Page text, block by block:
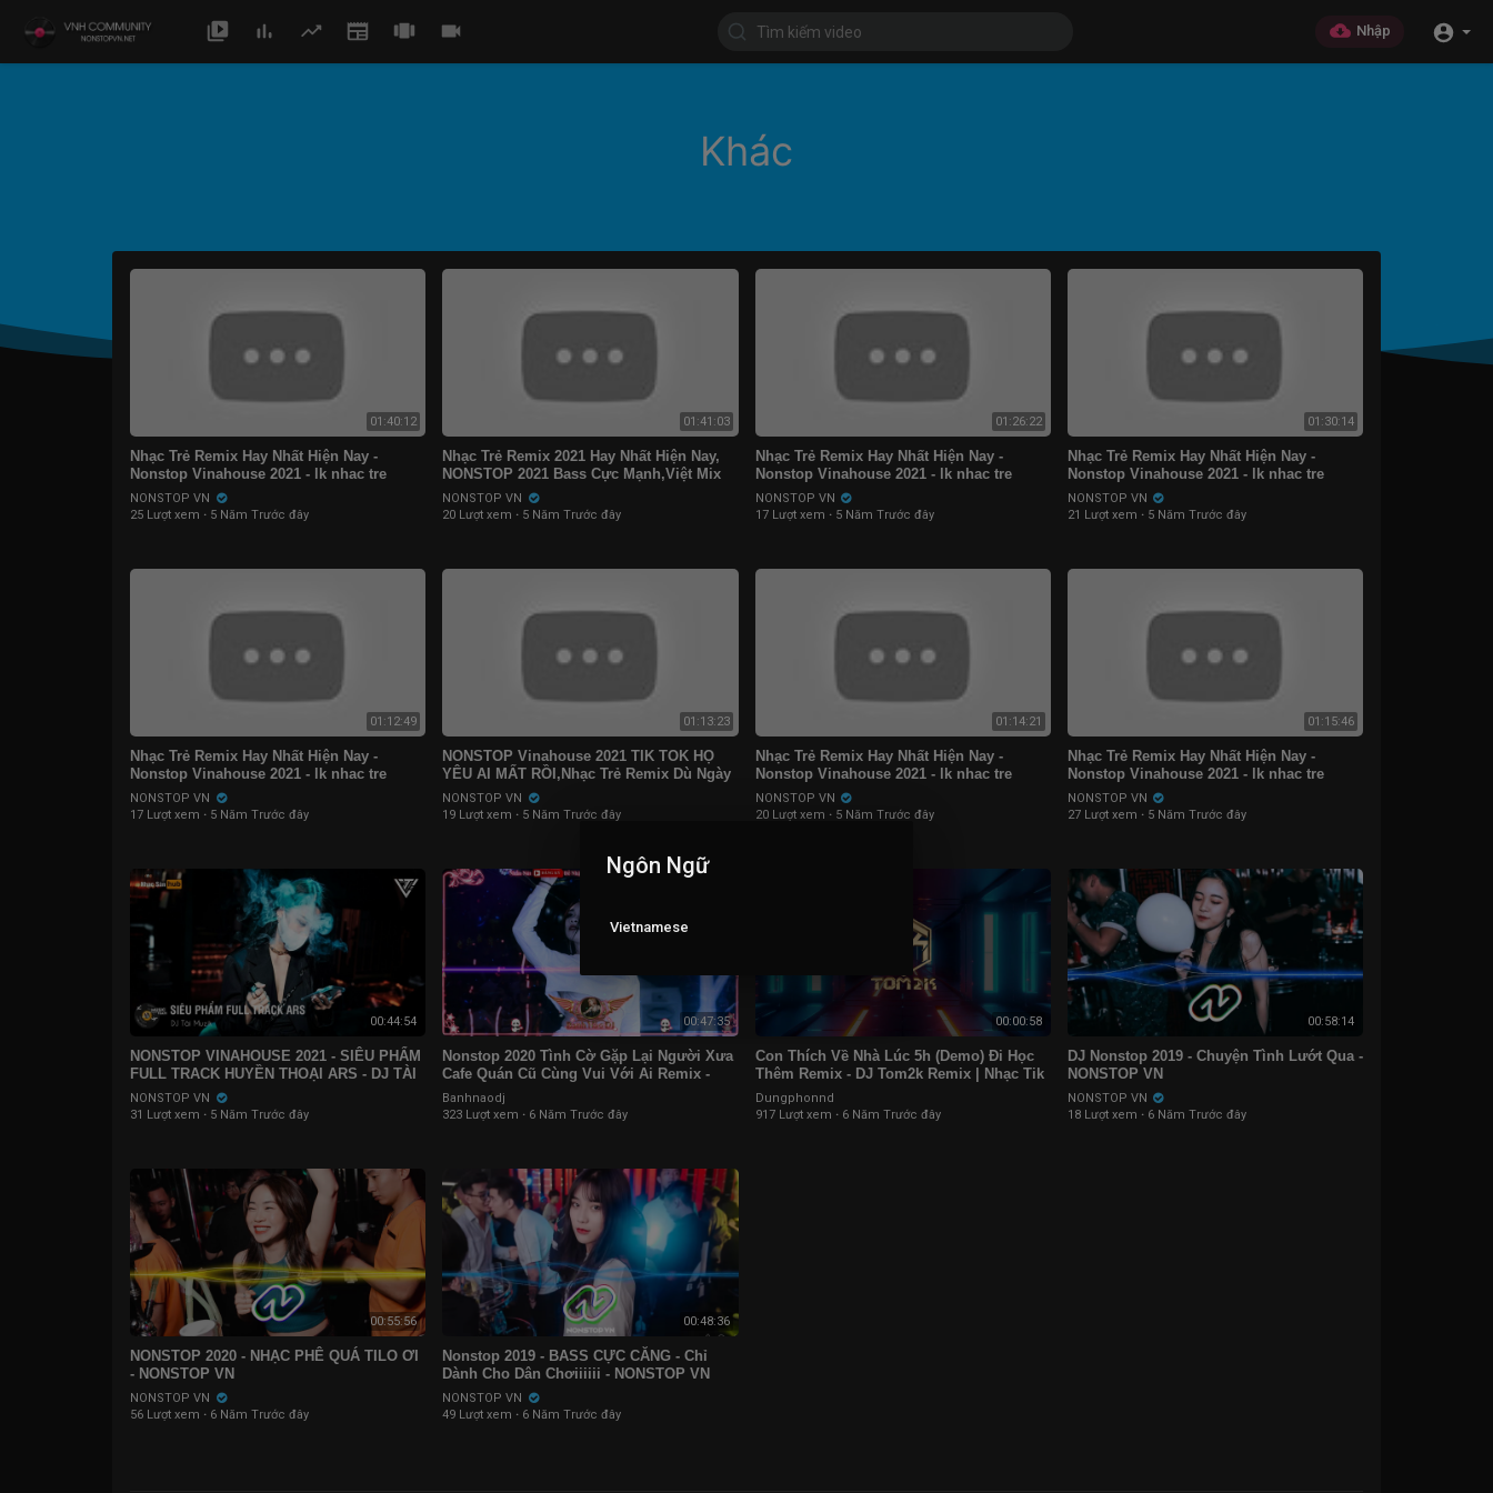
Nhập
Khác
01:40:12
Nhạc Trẻ Remix Hay Nhất Hiện Nay -
Nonstop Vinahouse 2021 - lk nhac tre
remix 2021 Gây Nghiện
NONSTOP VN
25 Lượt xem · 5 Năm Trước đây
01:41:03
Nhạc Trẻ Remix 2021 Hay Nhất Hiện Nay,
NONSTOP 2021 Bass Cực Mạnh,Việt Mix
Dj Nonstop 2021 Vinahouse
NONSTOP VN
20 Lượt xem · 5 Năm Trước đây
01:26:22
Nhạc Trẻ Remix Hay Nhất Hiện Nay -
Nonstop Vinahouse 2021 - lk nhac tre
remix 2021 Gây Nghiện
NONSTOP VN
17 Lượt xem · 5 Năm Trước đây
01:30:14
Nhạc Trẻ Remix Hay Nhất Hiện Nay -
Nonstop Vinahouse 2021 - lk nhac tre
remix 2021 Gây Nghiện
NONSTOP VN
21 Lượt xem · 5 Năm Trước đây
01:12:49
Nhạc Trẻ Remix Hay Nhất Hiện Nay -
Nonstop Vinahouse 2021 - lk nhac tre
remix 2021 Gây Nghiện
NONSTOP VN
17 Lượt xem · 5 Năm Trước đây
01:13:23
NONSTOP Vinahouse 2021 TIK TOK HỌ
YÊU AI MẤT RỒI,Nhạc Trẻ Remix Dù Ngày
Mai Bão Giông ngập trời
NONSTOP VN
19 Lượt xem · 5 Năm Trước đây
01:14:21
Nhạc Trẻ Remix Hay Nhất Hiện Nay -
Nonstop Vinahouse 2021 - lk nhac tre
remix 2021 Gây Nghiện
NONSTOP VN
20 Lượt xem · 5 Năm Trước đây
01:15:46
Nhạc Trẻ Remix Hay Nhất Hiện Nay -
Nonstop Vinahouse 2021 - lk nhac tre
remix 2021 Gây Nghiện
NONSTOP VN
27 Lượt xem · 5 Năm Trước đây
00:44:54
NONSTOP VINAHOUSE 2021 - SIÊU PHẨM
FULL TRACK HUYỀN THOẠI ARS - DJ TÀI
MUZIK - NONSTOP PIMP REMIX
NONSTOP VN
31 Lượt xem · 5 Năm Trước đây
00:47:35
Nonstop 2020 Tình Cờ Gặp Lại Người Xưa
Cafe Quán Cũ Cùng Vui Với Ai Remix -
Vinahouse 2020 Bay Phòng
Banhnaodj
323 Lượt xem · 6 Năm Trước đây
00:00:58
Con Thích Về Nhà Lúc 5h (Demo) Đi Học
Thêm Remix - DJ Tom2k Remix | Nhạc Tik
Tok Hot Trend
Dungphonnd
917 Lượt xem · 6 Năm Trước đây
00:58:14
DJ Nonstop 2019 - Chuyện Tình Lướt Qua -
NONSTOP VN
NONSTOP VN
18 Lượt xem · 6 Năm Trước đây
00:55:56
NONSTOP 2020 - NHẠC PHÊ QUÁ TILO ƠI
- NONSTOP VN
NONSTOP VN
56 Lượt xem · 6 Năm Trước đây
00:48:36
Nonstop 2019 - BASS CỰC CĂNG - Chỉ
Dành Cho Dân Chơiiiiii - NONSTOP VN
NONSTOP VN
49 Lượt xem · 6 Năm Trước đây
Ngôn Ngữ
Vietnamese